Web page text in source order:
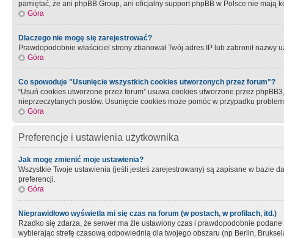
pamiętać, że ani phpBB Group, ani oficjalny support phpBB w Polsce nie
Góra
Dlaczego nie mogę się zarejestrować?
Prawdopodobnie właściciel strony zbanował Twój adres IP lub zabronił
Góra
Co spowoduje "Usunięcie wszystkich cookies utworzonych przez forum"?
“Usuń cookies utworzone przez forum” usuwa cookies utworzone przez
nieprzeczytanych postów. Usunięcie cookies może pomóc w przypadku
Góra
Preferencje i ustawienia użytkownika
Jak mogę zmienić moje ustawienia?
Wszystkie Twoje ustawienia (jeśli jesteś zarejestrowany) są zapisane w bazie
preferencji.
Góra
Nieprawidłowo wyświetla mi się czas na forum (w postach, w profilach, itd.)
Rzadko się zdarza, że serwer ma źle ustawiony czas i prawdopodobnie
wybierając strefę czasową odpowiednią dla twojego obszaru (np Berlin,